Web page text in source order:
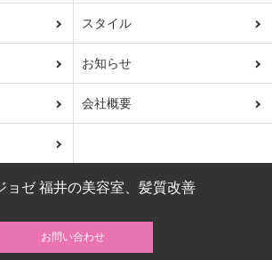
スタイル
お知らせ
会社概要
ョゼ 福井の美容室、髪質改善
お問い合わせ